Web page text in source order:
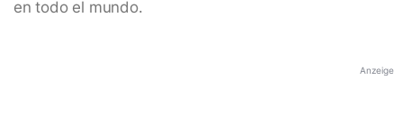
en todo el mundo.
Anzeige